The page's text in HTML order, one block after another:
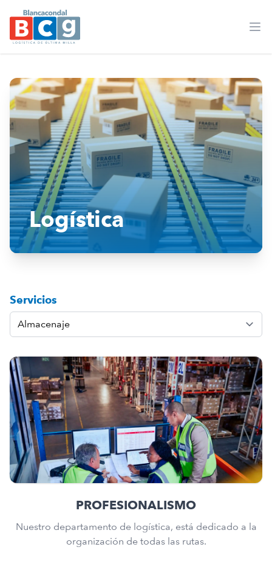
BCG
Logística
Servicios
PROFESIONALISMO
Nuestro departamento de logística, está dedicado a la
organización de todas las rutas.